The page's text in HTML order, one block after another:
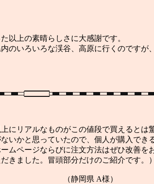
以上の素晴らしさに大感謝です。
のいろいろな渓谷、高原に行くのです
にリアルなものがこの値段で買えるとは
いかと思っていたので、個人が購入でき
ムページならびに注文方法はぜひ改善を
きました。冒頭部分だけのご紹介です。）
A様）